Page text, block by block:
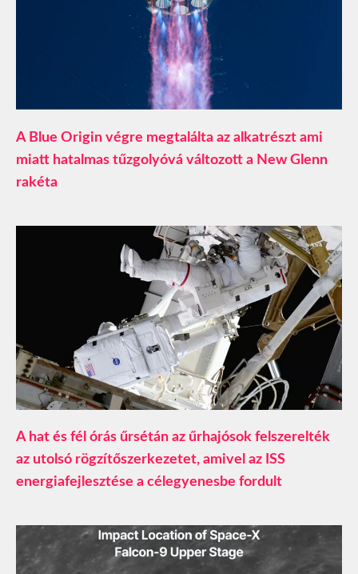
A Blue Origin végre megtalálta az alkatrészt ami
miatt hatalmas tűzgolyóvá változott a New Glenn
rakéta
A hat és fél órás űrsétán az űrhajósok felszerelték
az utolsó rögzítőszerkezetet, amivel az ISS
energiafejlesztése a célegyenesbe fordult